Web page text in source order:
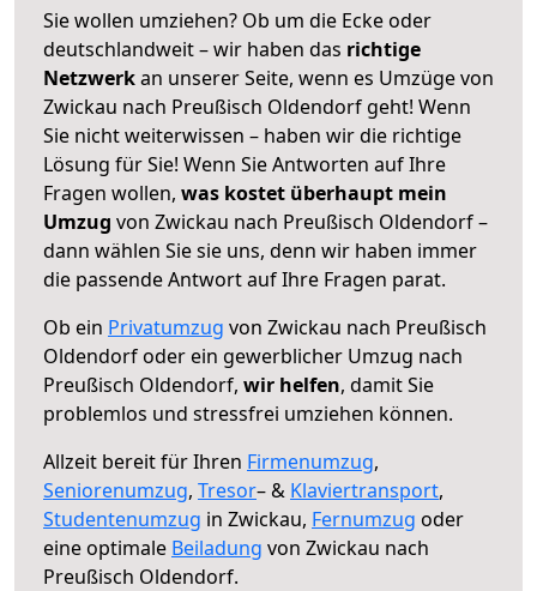
Sie wollen umziehen? Ob um die Ecke oder
deutschlandweit – wir haben das richtige
Netzwerkan unserer Seite, wenn es Umzüge von
Zwickau nach Preußisch Oldendorf geht! Wenn
Sie nicht weiterwissen – haben wir die richtige
Lösung für Sie! Wenn Sie Antworten auf Ihre
Fragen wollen, was kostet überhaupt mein
Umzug von Zwickau nach Preußisch Oldendorf –
dann wählen Sie sie uns, denn wir haben immer
die passende Antwort auf Ihre Fragen parat.
Ob ein Privatumzug von Zwickau nach Preußisch
Oldendorf oder ein gewerblicher Umzug nach
Preußisch Oldendorf, wir helfen, damit Sie
problemlos und stressfrei umziehen können.
Allzeit bereit für Ihren Firmenumzug,
Seniorenumzug, Tresor– & Klaviertransport,
Studentenumzug in Zwickau, Fernumzug oder
eine optimale Beiladung von Zwickau nach
Preußisch Oldendorf.